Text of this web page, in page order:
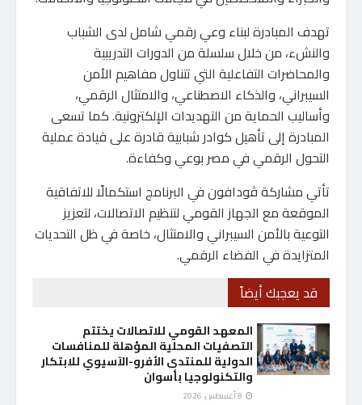
تهدف المبادرة لبناء وعي رقمي شامل لدى الشباب
والنشء، من خلال سلسلة من الدورات التدريبية
والمحاضرات التفاعلية التي تتناول مفاهيم الأمن
السيبراني، والذكاء الاصطناعي، والامتثال الرقمي،
وأساليب الحماية من التهديدات الإلكترونية. كما تسعى
المبادرة إلى تأهيل كوادر شبابية قادرة على قيادة عملية
التحول الرقمي في مصر بوعي وكفاءة.
تأتي مشاركة ڤودافون في البرنامج استكمالًا للاتفاقية
الموقعة مع الجهاز القومي لتنظيم الاتصالات، لتعزيز
التوعية بالأمن السيبراني والامتثال، خاصة في ظل التحديات
المتزايدة في الفضاء الرقمي.
قد يعجبك أيضاً
المعهد القومي للاتصالات يختتم
التصفيات المحلية المؤهلة للمنافسات
الدولية للمنتدى الأفرو-الآسيوي للابتكار
والتكنولوجيا بأسوان